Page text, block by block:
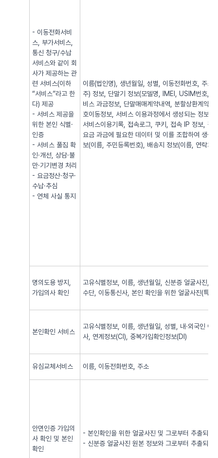
- 이동전화서비
스, 부가서비스,
통신 청구/수납
서비스와 같이 회
사가 제공하는 관
련 서비스(이하
“서비스”라고 한
다) 제공
- 서비스 제공을
위한 본인 식별·
인증
- 서비스 풀짐 확
인·개선, 상담·불
만·기기변경 처리
- 요금정산·청구·
수납·추심
- 연체 사실 통지
이름(법인명), 생년월일, 성별, 이동전화번호, 주
주) 정보, 단말기 정보(모델명, IMEI, USIM번호,
비스 과금정보, 단말매매계약내역, 분할상환계약
호이동정보, 서비스 이용과정에서 생성되는 정보(
서비스이용기록, 접속로그, 쿠키, 접속 IP 정보, 결
요금 과금에 필요한 데이터 및 이를 조합하여 생
보(이름, 주민등록번호), 배송지 정보(이름, 연락처,
명의도용 방지,
가입의사 확인
고유식별정보, 이름, 생년월일, 신분증 얼굴사진,
수단, 이동통신사, 본인 확인을 위한 얼굴사진(특징
본인확인 서비스
고유식별정보, 이름, 생년월일, 성별, 내·외국인
사, 연계정보(CI), 중복가입확인정보(DI)
유심교체서비스 이름, 이동전화번호, 주소
안면인증 가입의
사 확인 및 본인
확인
- 본인확인을 위한 얼굴사진 및 그로부터 추출되어
- 신분증 얼굴사진 원본 정보와 그로부터 추출되어